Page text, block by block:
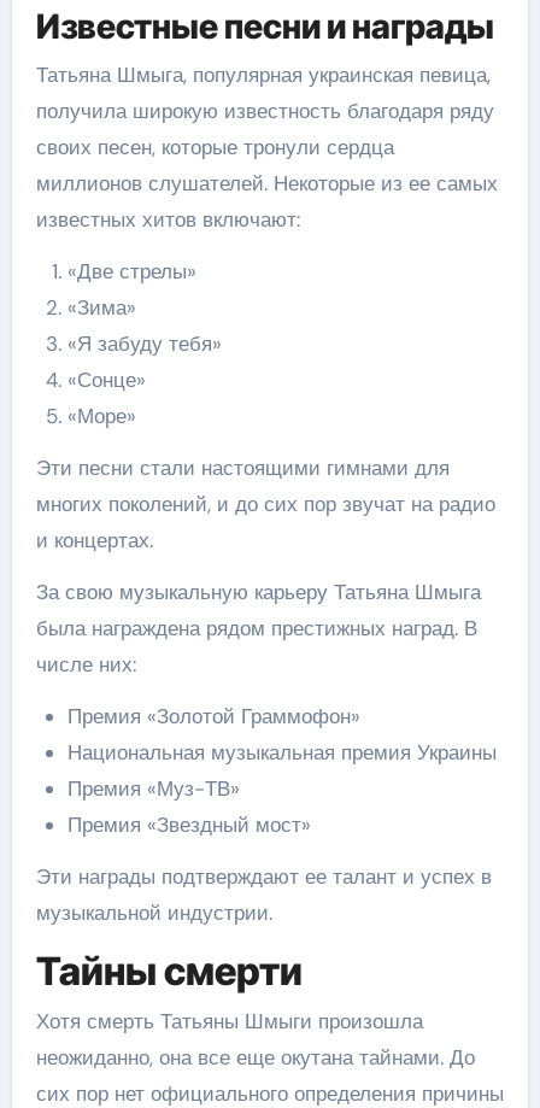
Известные песни и награды
Татьяна Шмыга, популярная украинская певица,
получила широкую известность благодаря ряду
своих песен, которые тронули сердца
миллионов слушателей. Некоторые из ее самых
известных хитов включают:
«Две стрелы»
«Зима»
«Я забуду тебя»
«Сонце»
«Море»
Эти песни стали настоящими гимнами для
многих поколений, и до сих пор звучат на радио
и концертах.
За свою музыкальную карьеру Татьяна Шмыга
была награждена рядом престижных наград. В
числе них:
Премия «Золотой Граммофон»
Национальная музыкальная премия Украины
Премия «Муз-ТВ»
Премия «Звездный мост»
Эти награды подтверждают ее талант и успех в
музыкальной индустрии.
Тайны смерти
Хотя смерть Татьяны Шмыги произошла
неожиданно, она все еще окутана тайнами. До
сих пор нет официального определения причины